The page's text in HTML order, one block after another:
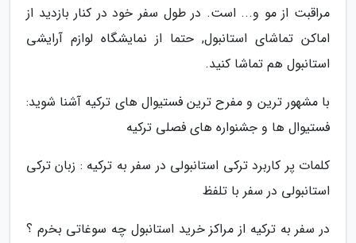
مراقبت از مو و... است. در طول سفر خود در کنار بازدید از
اماکن تماشای استانبول, حتما از نمایشگاه لوازم آرایشی
استانبول هم تماشا کنید.
با مشهور ترین و مفرح ترین فستیوال های ترکیه آشنا شوید:
فستیوال ها و جشنواره های فصلی ترکیه
کلمات پر کاربرد ترکی استانبولی در سفر به ترکیه : زبان ترکی
استانبولی در سفر با تلفظ
در سفر به ترکیه از مراکز خرید استانبول چه سوغاتی بخرم ؟